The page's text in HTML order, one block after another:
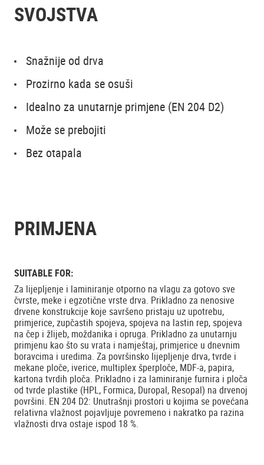
SVOJSTVA
Snažnije od drva
Prozirno kada se osuši
Idealno za unutarnje primjene (EN 204 D2)
Može se prebojiti
Bez otapala
PRIMJENA
SUITABLE FOR:
Za lijepljenje i laminiranje otporno na vlagu za gotovo sve
čvrste, meke i egzotične vrste drva. Prikladno za nenosive
drvene konstrukcije koje savršeno pristaju uz upotrebu,
primjerice, zupčastih spojeva, spojeva na lastin rep, spojeva
na čep i žlijeb, moždanika i opruga. Prikladno za unutarnju
primjenu kao što su vrata i namještaj, primjerice u dnevnim
boravcima i uredima. Za površinsko lijepljenje drva, tvrde i
mekane ploče, iverice, multiplex šperploče, MDF-a, papira,
kartona tvrdih ploča. Prikladno i za laminiranje furnira i ploča
od tvrde plastike (HPL, Formica, Duropal, Resopal) na drvenoj
površini. EN 204 D2: Unutrašnji prostori u kojima se povećana
relativna vlažnost pojavljuje povremeno i nakratko pa razina
vlažnosti drva ostaje ispod 18 %.